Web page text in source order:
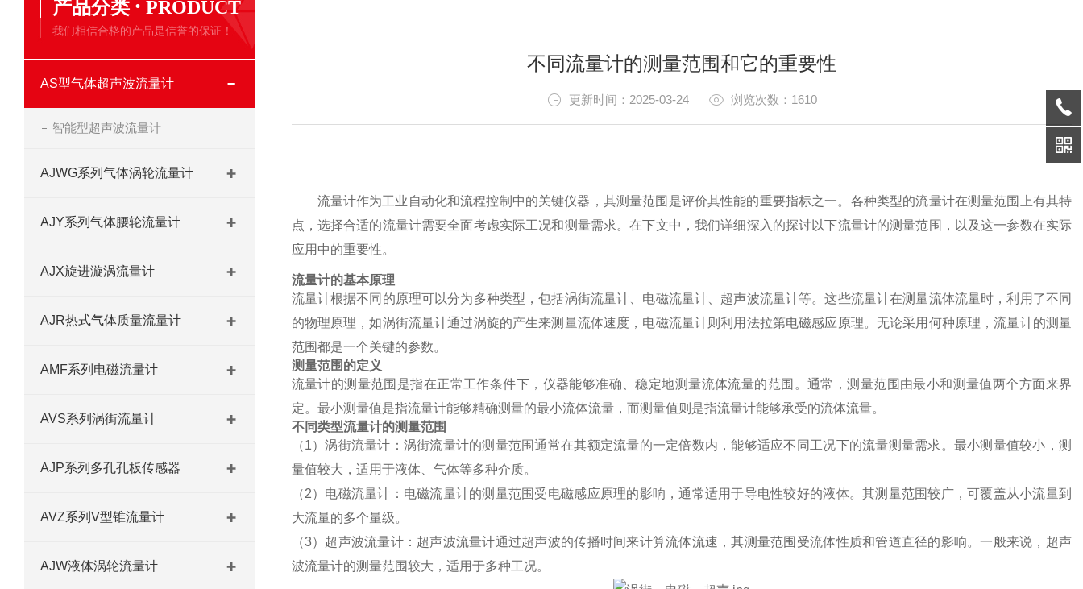
产品分类 PRODUCT
我们相信合格的产品是信誉的保证！
AS型气体超声波流量计
智能型超声波流量计
AJWG系列气体涡轮流量计
AJY系列气体腰轮流量计
AJX旋进漩涡流量计
AJR热式气体质量流量计
AMF系列电磁流量计
AVS系列涡街流量计
AJP系列多孔孔板传感器
AVZ系列V型锥流量计
AJW液体涡轮流量计
不同流量计的测量范围和它的重要性
更新时间：2025-03-24 浏览次数：1610
流量计作为工业自动化和流程控制中的关键仪器，其测量范围是评价其性能的重要指标之一。各种类型的流量计在测量范围上有其特
点，选择合适的流量计需要全面考虑实际工况和测量需求。在下文中，我们详细深入的探讨以下流量计的测量范围，以及这一参数在实际
应用中的重要性。
流量计的基本原理
流量计根据不同的原理可以分为多种类型，包括涡街流量计、电磁流量计、超声波流量计等。这些流量计在测量流体流量时，利用了不同
的物理原理，如涡街流量计通过涡旋的产生来测量流体速度，电磁流量计则利用法拉第电磁感应原理。无论采用何种原理，流量计的测量
范围都是一个关键的参数。
测量范围的定义
流量计的测量范围是指在正常工作条件下，仪器能够准确、稳定地测量流体流量的范围。通常，测量范围由最小和测量值两个方面来界
定。最小测量值是指流量计能够精确测量的最小流体流量，而测量值则是指流量计能够承受的流体流量。
不同类型流量计的测量范围
（1）涡街流量计：涡街流量计的测量范围通常在其额定流量的一定倍数内，能够适应不同工况下的流量测量需求。最小测量值较小，测
量值较大，适用于液体、气体等多种介质。
（2）电磁流量计：电磁流量计的测量范围受电磁感应原理的影响，通常适用于导电性较好的液体。其测量范围较广，可覆盖从小流量到
大流量的多个量级。
（3）超声波流量计：超声波流量计通过超声波的传播时间来计算流体流速，其测量范围受流体性质和管道直径的影响。一般来说，超声
波流量计的测量范围较大，适用于多种工况。